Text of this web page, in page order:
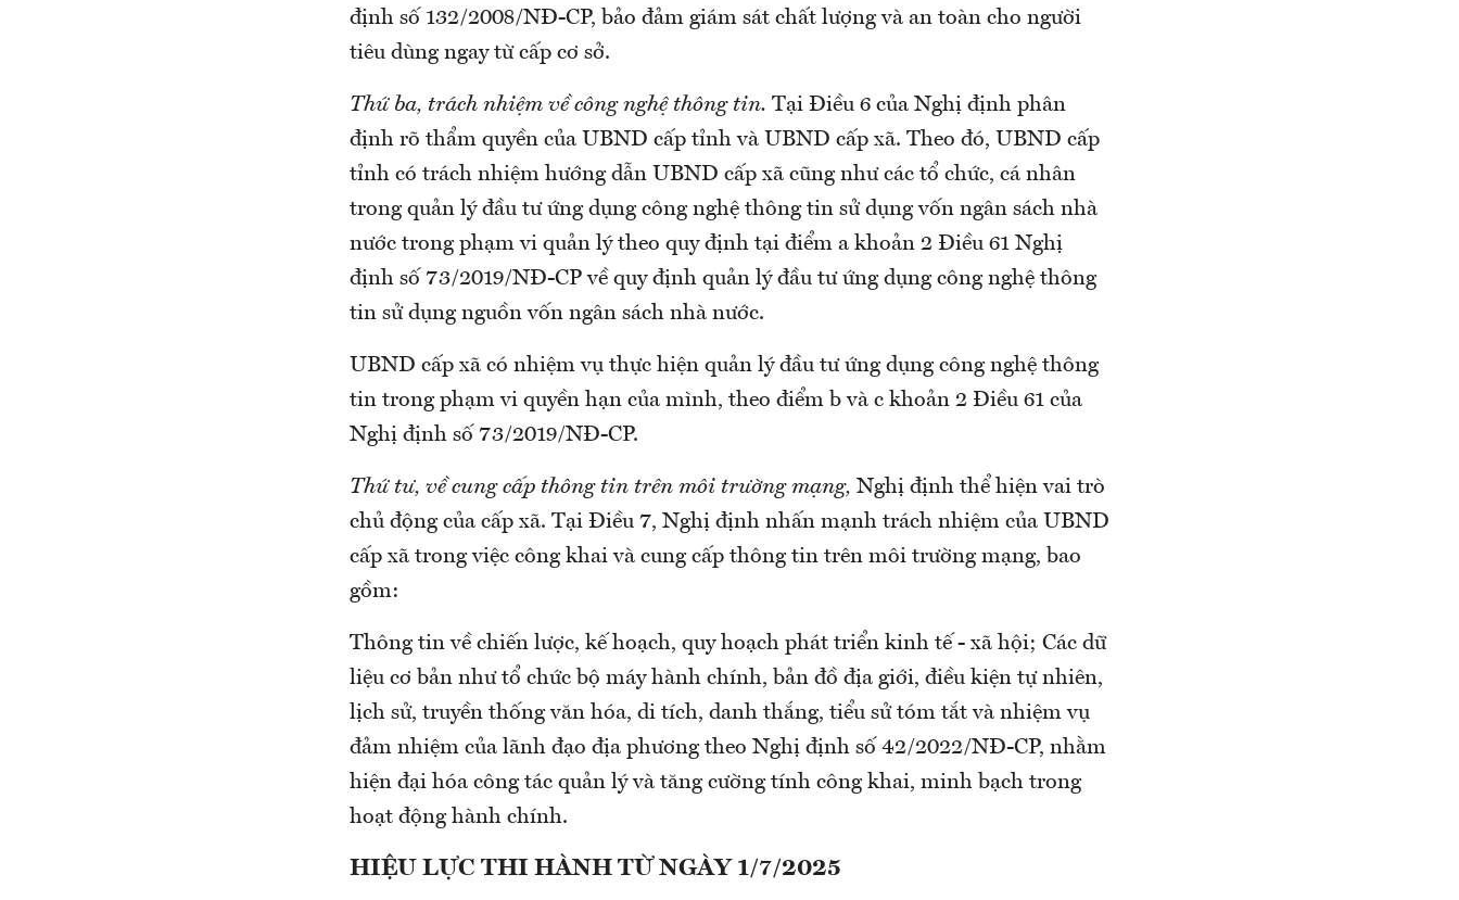
định số 132/2008/NĐ-CP, bảo đảm giám sát chất lượng và an toàn cho người
tiêu dùng ngay từ cấp cơ sở.
Thứ ba, trách nhiệm về công nghệ thông tin. Tại Điều 6 của Nghị định phân
định rõ thẩm quyền của UBND cấp tỉnh và UBND cấp xã. Theo đó, UBND cấp
tỉnh có trách nhiệm hướng dẫn UBND cấp xã cũng như các tổ chức, cá nhân
trong quản lý đầu tư ứng dụng công nghệ thông tin sử dụng vốn ngân sách nhà
nước trong phạm vi quản lý theo quy định tại điểm a khoản 2 Điều 61 Nghị
định số 73/2019/NĐ-CP về quy định quản lý đầu tư ứng dụng công nghệ thông
tin sử dụng nguồn vốn ngân sách nhà nước.
UBND cấp xã có nhiệm vụ thực hiện quản lý đầu tư ứng dụng công nghệ thông
tin trong phạm vi quyền hạn của mình, theo điểm b và c khoản 2 Điều 61 của
Nghị định số 73/2019/NĐ-CP.
Thứ tư, về cung cấp thông tin trên môi trường mạng, Nghị định thể hiện vai trò
chủ động của cấp xã. Tại Điều 7, Nghị định nhấn mạnh trách nhiệm của UBND
cấp xã trong việc công khai và cung cấp thông tin trên môi trường mạng, bao
gồm:
Thông tin về chiến lược, kế hoạch, quy hoạch phát triển kinh tế - xã hội; Các dữ
liệu cơ bản như tổ chức bộ máy hành chính, bản đồ địa giới, điều kiện tự nhiên,
lịch sử, truyền thống văn hóa, di tích, danh thắng, tiểu sử tóm tắt và nhiệm vụ
đảm nhiệm của lãnh đạo địa phương theo Nghị định số 42/2022/NĐ-CP, nhằm
hiện đại hóa công tác quản lý và tăng cường tính công khai, minh bạch trong
hoạt động hành chính.
HIỆU LỰC THI HÀNH TỪ NGÀY 1/7/2025